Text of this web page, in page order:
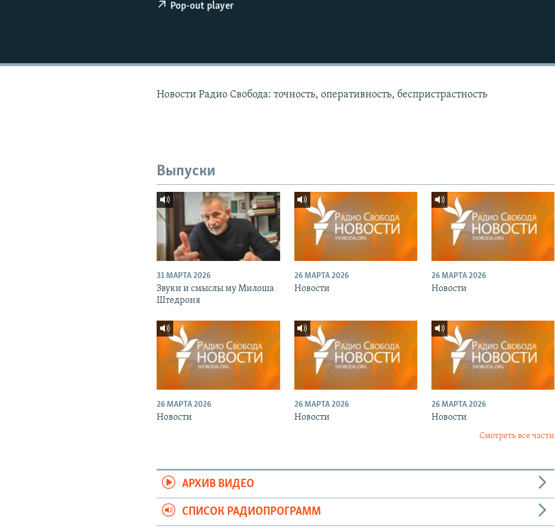
Pop-out player
Новости Радио Свобода: точность, оперативность, беспристрастность
Выпуски
31 МАРТА 2026
Звуки и смыслы му Милоша
Штедроня
26 МАРТА 2026
Новости
26 МАРТА 2026
Новости
26 МАРТА 2026
Новости
26 МАРТА 2026
Новости
26 МАРТА 2026
Новости
Смотреть все части
АРХИВ ВИДЕО
СПИСОК РАДИОПРОГРАММ